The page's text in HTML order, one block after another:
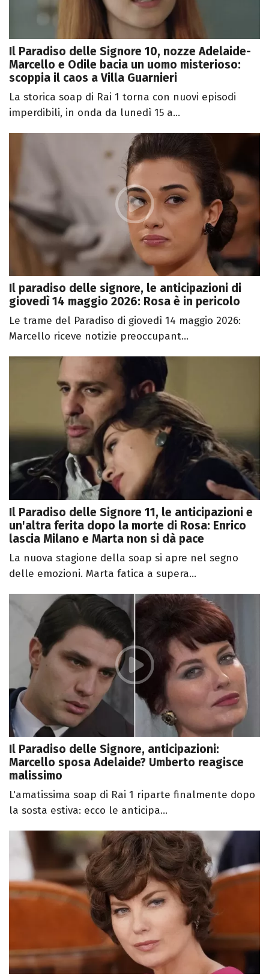
Il Paradiso delle Signore 10, nozze Adelaide-
Marcello e Odile bacia un uomo misterioso:
scoppia il caos a Villa Guarnieri
La storica soap di Rai 1 torna con nuovi episodi
imperdibili, in onda da lunedì 15 a...
Il paradiso delle signore, le anticipazioni di
giovedì 14 maggio 2026: Rosa è in pericolo
Le trame del Paradiso di giovedì 14 maggio 2026:
Marcello riceve notizie preoccupant...
Il Paradiso delle Signore 11, le anticipazioni e
un'altra ferita dopo la morte di Rosa: Enrico
lascia Milano e Marta non si dà pace
La nuova stagione della soap si apre nel segno
delle emozioni. Marta fatica a supera...
Il Paradiso delle Signore, anticipazioni:
Marcello sposa Adelaide? Umberto reagisce
malissimo
L'amatissima soap di Rai 1 riparte finalmente dopo
la sosta estiva: ecco le anticipa...